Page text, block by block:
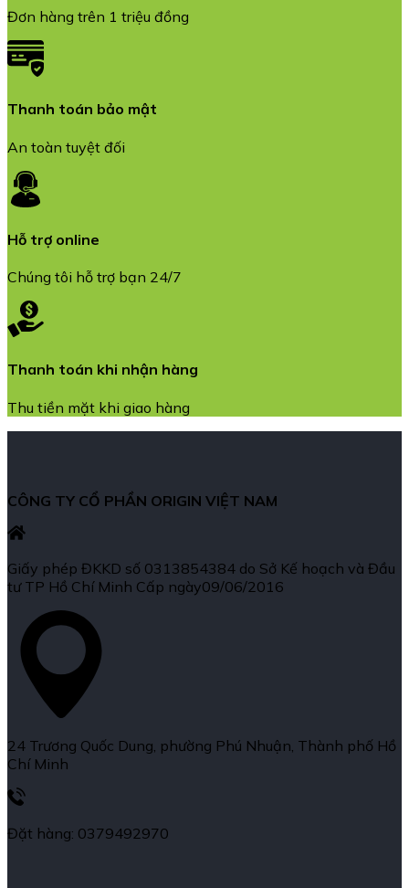
Đơn hàng trên 1 triệu đồng
Thanh toán bảo mật
An toàn tuyệt đối
Hỗ trợ online
Chúng tôi hỗ trợ bạn 24/7
Thanh toán khi nhận hàng
Thu tiền mặt khi giao hàng
CÔNG TY CỔ PHẦN ORIGIN VIỆT NAM
Giấy phép ĐKKD số 0313854384 do Sở Kế hoạch và Đầu
tư TP Hồ Chí Minh Cấp ngày09/06/2016
24 Trương Quốc Dung, phường Phú Nhuận, Thành phố Hồ
Chí Minh
Đặt hàng: 0379492970